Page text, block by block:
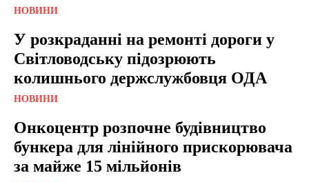
НОВИНИ
У розкраданні на ремонті дороги у
Світловодську підозрюють
колишнього держслужбовця ОДА
НОВИНИ
Онкоцентр розпочне будівництво
бункера для лінійного прискорювача
за майже 15 мільйонів